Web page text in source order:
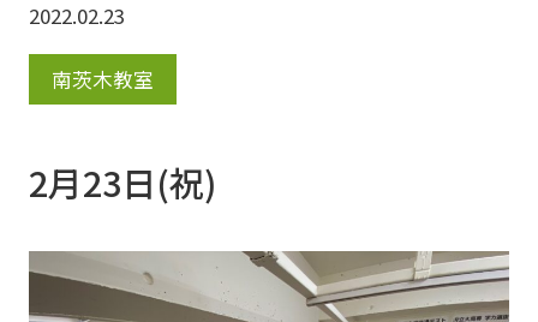
2022.02.23
南茨木教室
2月23日(祝)